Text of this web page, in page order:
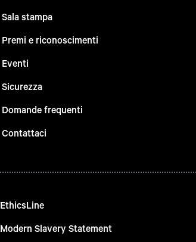
Sala stampa
Premi e riconoscimenti
Eventi
Sicurezza
Domande frequenti
Contattaci
EthicsLine
Modern Slavery Statement